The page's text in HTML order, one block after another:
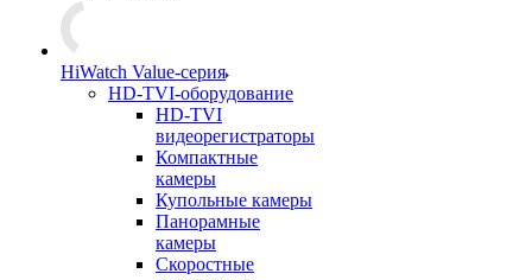
HiWatch Value-серия
HD-TVI-оборудование
HD-TVI
видеорегистраторы
Компактные
камеры
Купольные камеры
Панорамные
камеры
Скоростные